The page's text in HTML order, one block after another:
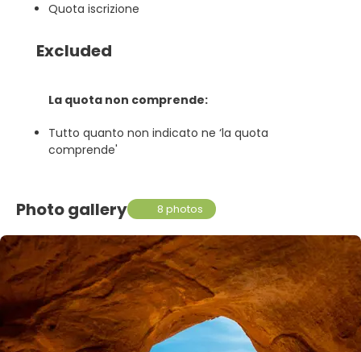
Quota iscrizione
Excluded
La quota non comprende:
Tutto quanto non indicato ne ‘la quota
comprende'
Photo gallery 8 photos